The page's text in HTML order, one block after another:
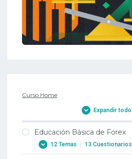
Curso Home
Expandir todo
Educación Básica de Forex
12 Temas | 13 Cuestionarios